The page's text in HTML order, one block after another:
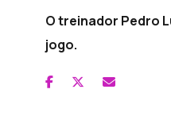
O treinador Pedro
jogo.